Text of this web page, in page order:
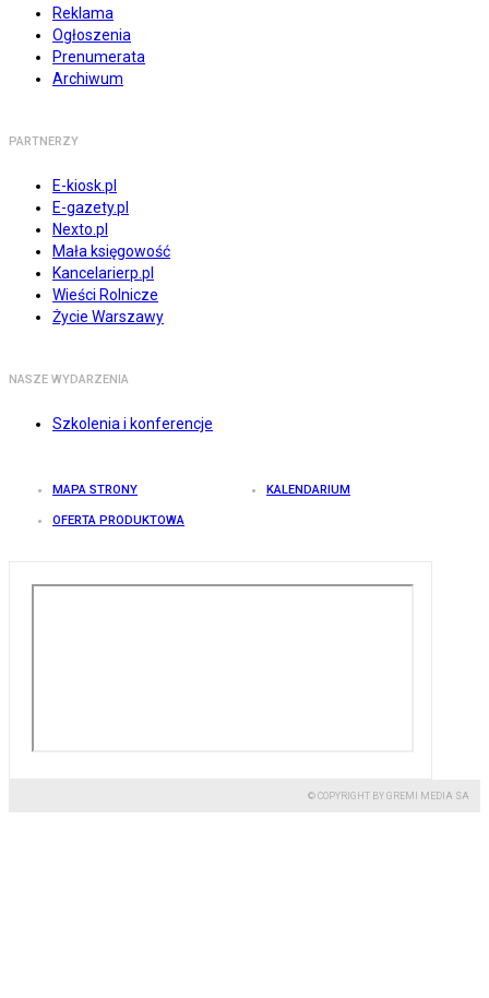
Reklama
Ogłoszenia
Prenumerata
Archiwum
PARTNERZY
E-kiosk.pl
E-gazety.pl
Nexto.pl
Mała księgowość
Kancelarierp.pl
Wieści Rolnicze
Życie Warszawy
NASZE WYDARZENIA
Szkolenia i konferencje
MAPA STRONY KALENDARIUM
OFERTA PRODUKTOWA
© COPYRIGHT BY GREMI MEDIA SA